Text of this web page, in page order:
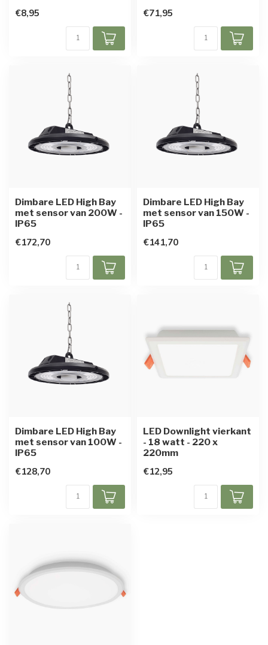
€8,95 €71,95
Dimbare LED High Bay
met sensor van 200W -
IP65
€172,70
Dimbare LED High Bay
met sensor van 150W -
IP65
€141,70
Dimbare LED High Bay
met sensor van 100W -
IP65
€128,70
LED Downlight vierkant
- 18 watt - 220 x
220mm
€12,95